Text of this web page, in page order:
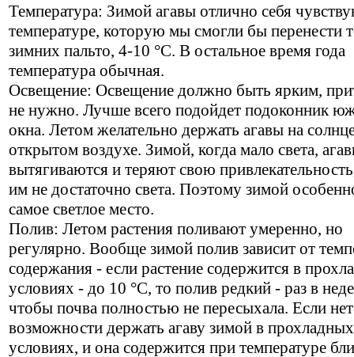
Температура: Зимой агавы отлично себя
температуре, которую мы смогли бы перенести
зимних пальто, 4-10 °C. В остальное время года
температура обычная.
Освещение: Освещение должно быть ярким,
не нужно. Лучше всего подойдет подоконник
окна. Летом желательно держать агавы на
открытом воздухе. Зимой, когда мало света,
вытягиваются и теряют свою
им не достаточно света. Поэтому зимой
самое светлое место.
Полив: Летом растения поливают умеренно, но
регулярно. Вообще зимой полив зависит от
содержания - если растение содержится в
условиях - до 10 °C, то полив редкий - раз в
чтобы почва полностью не пересыхала. Если нет
возможности держать агаву зимой в прохладных
условиях, и она содержится при температуре